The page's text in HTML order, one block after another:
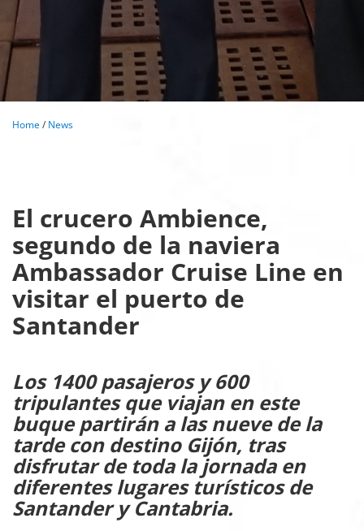
Home/ News
El crucero Ambience,
segundo de la naviera
Ambassador Cruise Line en
visitar el puerto de
Santander
Los 1400 pasajeros y 600
tripulantes que viajan en este
buque partirán a las nueve de la
tarde con destino Gijón, tras
disfrutar de toda la jornada en
diferentes lugares turísticos de
Santander y Cantabria.